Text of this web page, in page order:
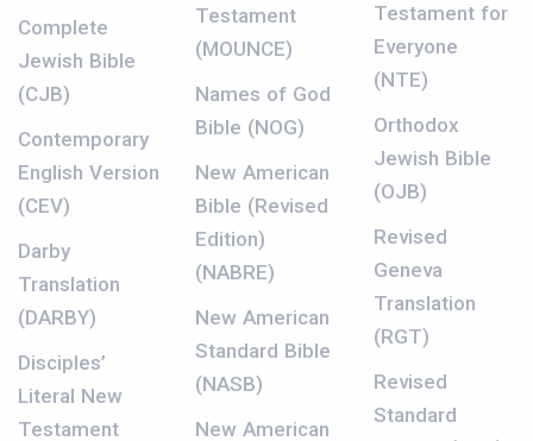
Complete
Jewish Bible
(CJB)
Contemporary
English Version
(CEV)
Darby
Translation
(DARBY)
Disciples’
Literal New
Testament
Testament
(MOUNCE)
Names of God
Bible (NOG)
New American
Bible (Revised
Edition)
(NABRE)
New American
Standard Bible
(NASB)
New American
Testament for
Everyone
(NTE)
Orthodox
Jewish Bible
(OJB)
Revised
Geneva
Translation
(RGT)
Revised
Standard